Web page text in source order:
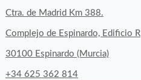
Facebook
Twitter
Instagram
Ctra. de Madrid Km 388.
Complejo de Espinardo, Edificio R
30100 Espinardo (Murcia)
+34 625 362 814